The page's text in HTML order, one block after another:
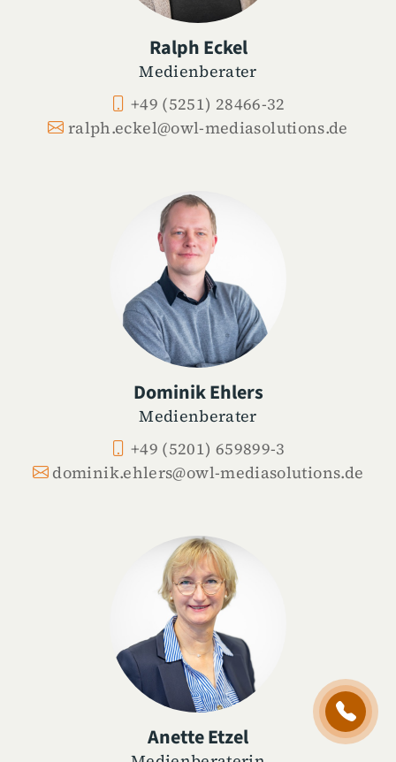
Ralph Eckel
Medienberater
+49 (5251) 28466-32
ralph.eckel@owl-mediasolutions.de
Dominik Ehlers
Medienberater
+49 (5201) 659899-3
dominik.ehlers@owl-mediasolutions.de
Anette Etzel